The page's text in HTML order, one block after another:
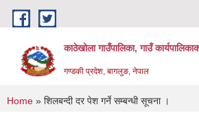
Skip to main content
काठेखोला गाउँपालिका, गाउँ
गण्डकी प्रदेश, बागलुङ, नेपाल
You are here
Home » शिलबन्दी दर पेश गर्ने सम्बन्धी सूचना ।